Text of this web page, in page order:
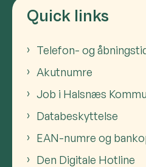
Quick links
Telefon- og
Akutnumre
Job i Halsnæs
Databeskyttelse
EAN-numre og
Den Digitale Hotline